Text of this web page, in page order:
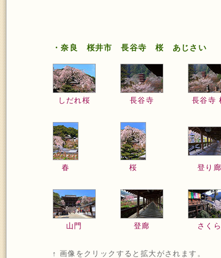
・奈良 桜井市 長谷寺 桜 あじさい
しだれ桜 長谷寺 長谷寺
春 桜 登り
山門 登廊 さく
↑ 画像をクリックすると拡大がされます。